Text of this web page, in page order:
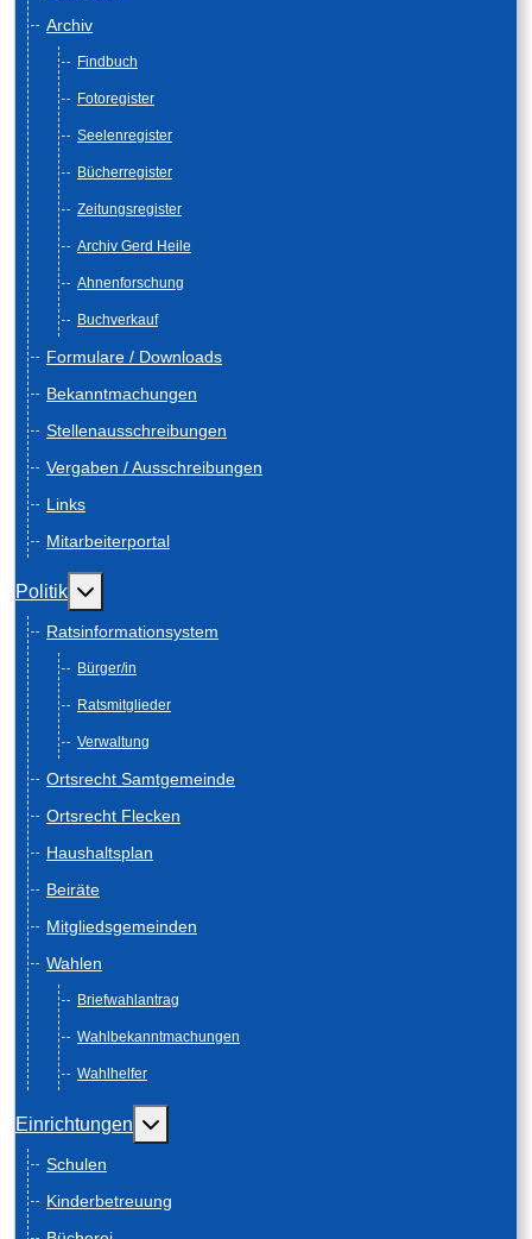
Archiv
Findbuch
Fotoregister
Seelenregister
Bücherregister
Zeitungsregister
Archiv Gerd Heile
Ahnenforschung
Buchverkauf
Formulare / Downloads
Bekanntmachungen
Stellenausschreibungen
Vergaben / Ausschreibungen
Links
Mitarbeiterportal
Politik Weitere Informationen: Politik
Ratsinformationsystem
Bürger/in
Ratsmitglieder
Verwaltung
Ortsrecht Samtgemeinde
Ortsrecht Flecken
Haushaltsplan
Beiräte
Mitgliedsgemeinden
Wahlen
Briefwahlantrag
Wahlbekanntmachungen
Wahlhelfer
Einrichtungen Weitere Informationen: Einrichtungen
Schulen
Kinderbetreuung